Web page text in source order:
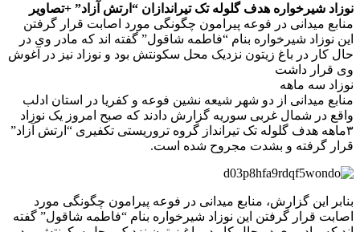
نوزاد شیرخواره هدف گلوله تک تیراندازان “ارتش آزاد” +تصاویر
منابع میدانی در فوعه پیرامون چگونگی مورد اصابت قرار گرفتن
این نوزاد شیرخواره بنام “فاطمه شاقول” گفته اند که مادر وی در
حال کار در باغ زیتون نزدیک محل سکونتش بود و نوزاد نیز در آغوش
وی قرار داشت
نوزاد سه ماهه
منابع میدانی از دو شهر شیعه نشین فوعه و کفریا در استان ادلب
واقع در شمال غربی سوریه گزارش دادند که صبح امروز یک نوزاد
۳ماهه هدف گلوله تک تیرانداز گروه تروریستی تکفیری “ارتش آزاد”
قرار گرفته و بشدت مجروح شده است.
بنابر این گزارش، منابع میدانی در فوعه پیرامون چگونگی مورد
اصابت قرار گرفتن این نوزاد شیرخواره بنام “فاطمه شاقول” گفته